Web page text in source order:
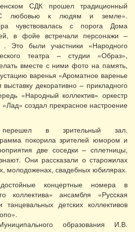
СДК прошел традиционный
любовью к людям и земле».
чувствовалась с порога Дома
в фойе встречали персонажи –
Это были участники «Народного
театра – студии «Образ»,
вместе с ними фото на память,
варенья «Ароматное варенье
декоративно – прикладного
«Народный коллектив» оркестр
создал прекрасное настроение
в зрительный зал.
покорила зрителей юмором и
две соседки – сплетницы,
Они рассказали о старожилах
молодоженах, свадебных юбилярах.
концертные номера в
коллектива» ансамбля «Русская
детских коллективов
образования И.В.